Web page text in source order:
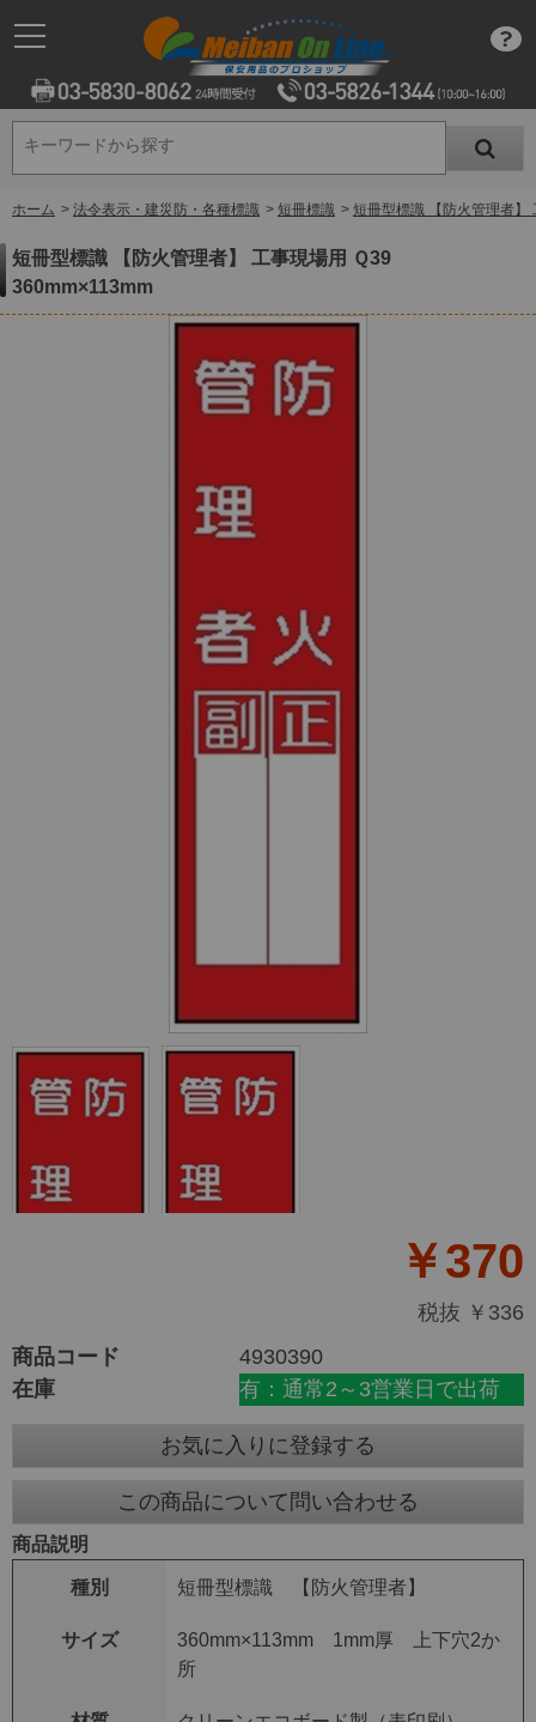
キーワードから探す
キーワードから探す
ホーム > 法令表示・建災防・各種標識 > 短冊標識 > 短冊型標識 【防火管理者】
短冊型標識 【防火管理者】 工事現場用 Ｑ39
360mm×113mm
￥370
税抜 ￥336
商品コード
4930390
在庫
有：通常2～3営業日で出荷
お気に入りに登録する
この商品について問い合わせる
商品説明
種別 短冊型標識 【防火管理者】
サイズ
360mm×113mm 1mm厚 上下穴2か
所